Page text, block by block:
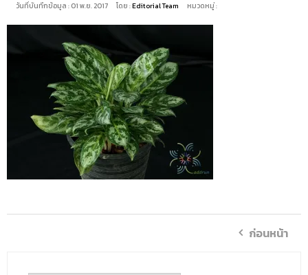
วันที่บันทึกข้อมูล : 01 พ.ย. 2017 โดย :Editorial Team หมวดหมู่ :
ก่อนหน้า